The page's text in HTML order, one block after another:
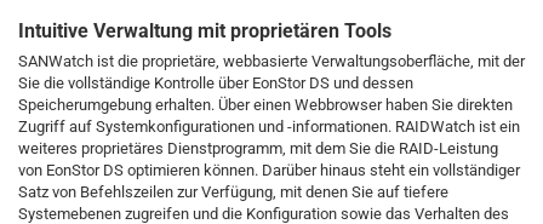
Intuitive Verwaltung mit proprietären Tools
SANWatch ist die proprietäre, webbasierte Verwaltungsoberfläche, mit der
Sie die vollständige Kontrolle über EonStor DS und dessen
Speicherumgebung erhalten. Über einen Webbrowser haben Sie direkten
Zugriff auf Systemkonfigurationen und -informationen. RAIDWatch ist ein
weiteres proprietäres Dienstprogramm, mit dem Sie die RAID-Leistung
von EonStor DS optimieren können. Darüber hinaus steht ein vollständiger
Satz von Befehlszeilen zur Verfügung, mit denen Sie auf tiefere
Systemebenen zugreifen und die Konfiguration sowie das Verhalten des